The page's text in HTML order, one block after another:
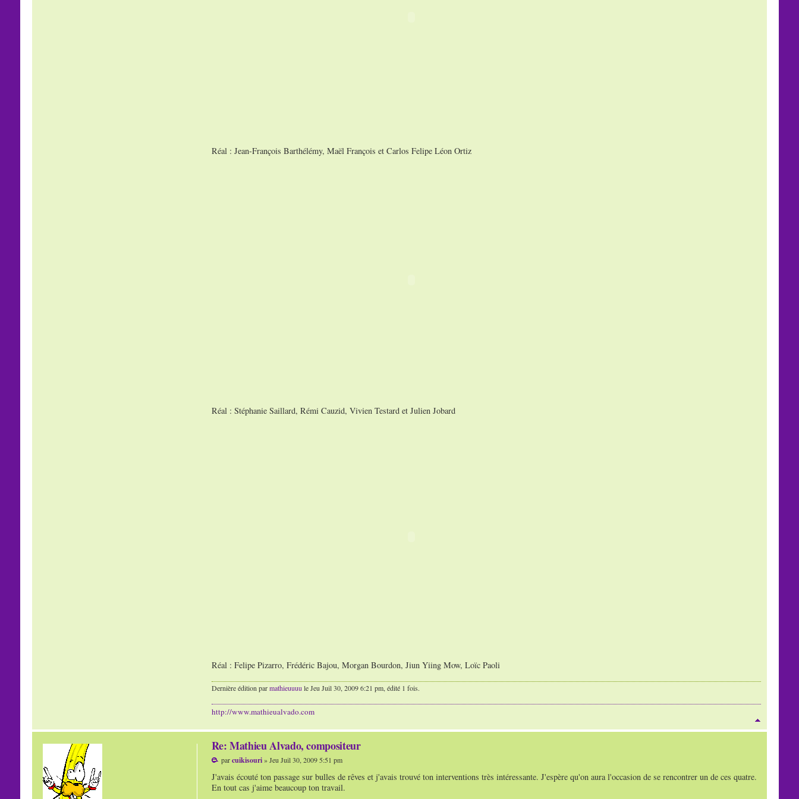
Réal : Jean-François Barthélémy, Maël François et Carlos Felipe Léon Ortiz
Réal : Stéphanie Saillard, Rémi Cauzid, Vivien Testard et Julien Jobard
Réal : Felipe Pizarro, Frédéric Bajou, Morgan Bourdon, Jiun Yiing Mow, Loïc Paoli
Dernière édition parmathieuuuu le Jeu Juil 30, 2009 6:21 pm, édité 1 fois.
http://www.mathieualvado.com
Re: Mathieu Alvado, compositeur
parcuikisouri» Jeu Juil 30, 2009 5:51 pm
J'avais écouté ton passage sur bulles de rêves et j'avais trouvé ton interventions très intéressante. J'espère qu'on aura l'occasion de se rencontrer un de ces quatre.
En tout cas j'aime beaucoup ton travail.